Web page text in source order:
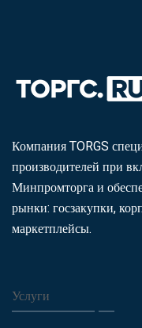
Компания TORGS
производителей при
Минпромторга и
рынки: госзакупки,
маркетплейсы.
Услуги